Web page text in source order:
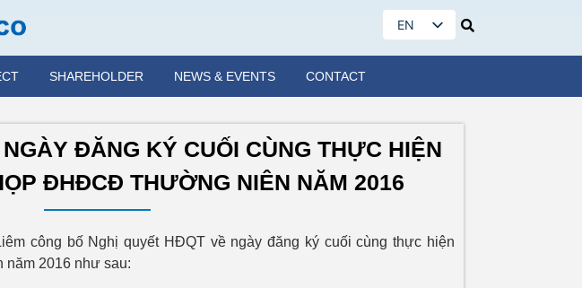
EN
VI
SHAREHOLDER NEWS & EVENTS CONTACT
ĐĂNG KÝ CUỐI CÙNG THỰC HIỆN
ĐHĐCĐ THƯỜNG NIÊN NĂM 2016
công bố Nghị quyết HĐQT về ngày đăng ký cuối cùng thực hiện
2016 như sau: